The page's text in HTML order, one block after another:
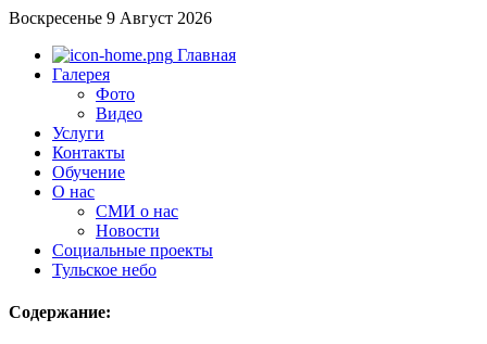
Воскресенье 9 Август 2026
Главная
Галерея
Фото
Видео
Услуги
Контакты
Обучение
О нас
СМИ о нас
Новости
Социальные проекты
Тульское небо
Содержание: